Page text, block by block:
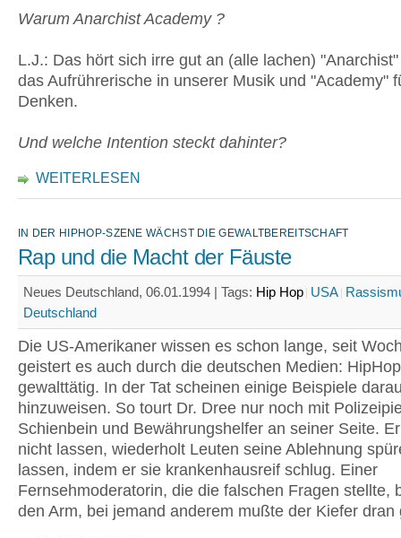
Warum Anarchist Academy ?
L.J.: Das hört sich irre gut an (alle lachen)
das Aufrührerische in unserer Musik und "Academy"
Denken.
Und welche Intention steckt dahinter?
WEITERLESEN
IN DER HIPHOP-SZENE WÄCHST DIE GEWALTBEREITSCHAFT
Rap und die Macht der Fäuste
Neues Deutschland, 06.01.1994 | Tags: Hip Hop USA
Deutschland
Die US-Amerikaner wissen es schon lange, seit
geistert es auch durch die deutschen Medien:
gewalttätig. In der Tat scheinen einige Beispiele
hinzuweisen. So tourt Dr. Dree nur noch mit
Schienbein und Bewährungshelfer an seiner Seite.
nicht lassen, wiederholt Leuten seine Ablehnung
lassen, indem er sie krankenhausreif schlug. Einer
Fernsehmoderatorin, die die falschen Fragen stellte,
den Arm, bei jemand anderem mußte der Kiefer dran